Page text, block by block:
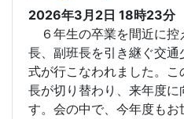
2026年3月2日 18時23分
６年生の卒業を間近に控
長、副班長を引き継ぐ交
式が行こなわれました。
長が切り替わり、来年度に
す。会の中で、今年度も